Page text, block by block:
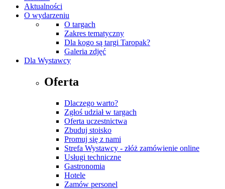
Aktualności
O wydarzeniu
O targach
Zakres tematyczny
Dla kogo są targi Taropak?
Galeria zdjęć
Dla Wystawcy
Oferta
Dlaczego warto?
Zgłoś udział w targach
Oferta uczestnictwa
Zbuduj stoisko
Promuj się z nami
Strefa Wystawcy - złóż zamówienie online
Usługi techniczne
Gastronomia
Hotele
Zamów personel